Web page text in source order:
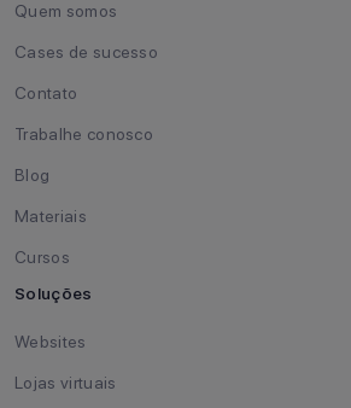
Quem somos
Cases de sucesso
Contato
Trabalhe conosco
Blog
Materiais
Cursos
Soluções
Websites
Lojas virtuais